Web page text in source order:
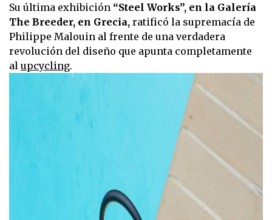
Su última exhibición “Steel Works”, en la Galería
The Breeder, en Grecia, ratificó la supremacía de
Philippe Malouin al frente de una verdadera
revolución del diseño que apunta completamente
al upcycling.